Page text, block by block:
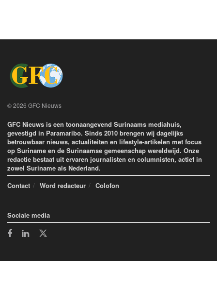
© 2026 GFC Nieuws
GFC Nieuws is een toonaangevend Surinaams mediahuis,
gevestigd in Paramaribo. Sinds 2010 brengen wij dagelijks
betrouwbaar nieuws, actualiteiten en lifestyle-artikelen met focus
op Suriname en de Surinaamse gemeenschap wereldwijd. Onze
redactie bestaat uit ervaren journalisten en columnisten, actief in
zowel Suriname als Nederland.
Contact
Word redacteur Colofon
Sociale media